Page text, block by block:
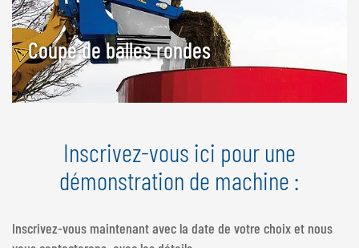
Coupe de balles rondes
Inscrivez-vous ici pour une
démonstration de machine :
Inscrivez-vous maintenant avec la date de votre choix et nous